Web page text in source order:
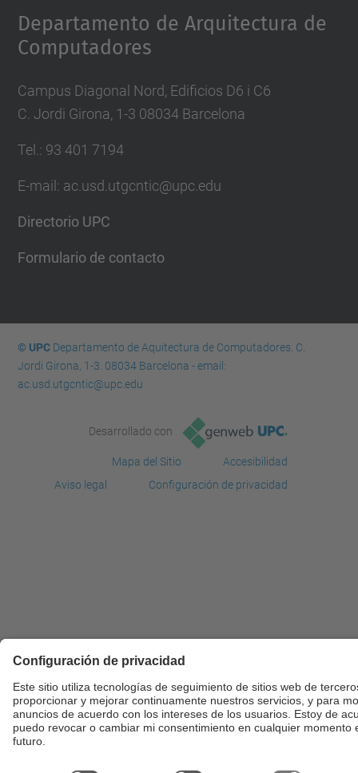
Departamento de Arquitectura de
Computadores
Campus Diagonal Nord, Edificios D6 i C6
C. Jordi Girona, 1-3 08034 Barcelona
Tel.: 93 401 7194
E-mail: ac.usd.utgcntic@upc.edu
Directorio UPC
Formulario de contacto
© UPCDepartamento de Aquitectura de Computadores. C.
Jordi Girona, 1-3. 08034 Barcelona - email:
ac.usd.utgcntic@upc.edu
Desarrollado con
Mapa del Sitio
Accesibilidad
Aviso legal
Configuración de privacidad